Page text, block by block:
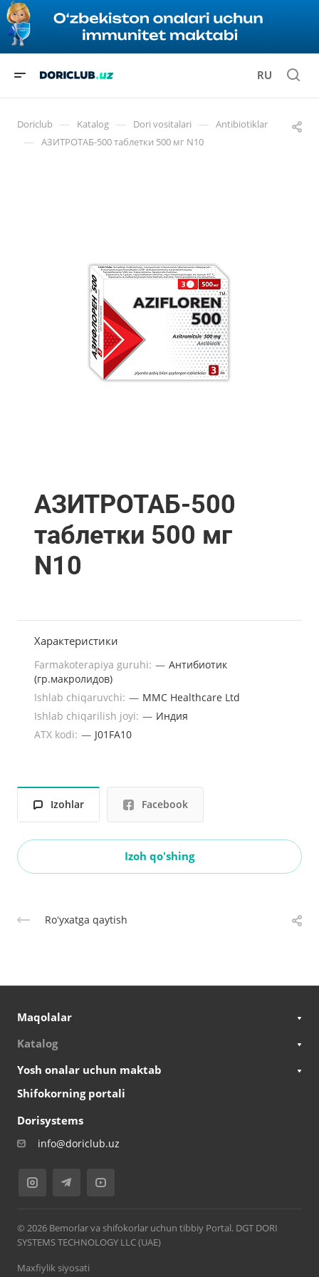
RU
Doriclub — Katalog — Dori vositalari — Antibiotiklar
— АЗИТРОТАБ-500 таблетки 500 мг N10
АЗИТРОТАБ-500
таблетки 500 мг
N10
Характеристики
Farmakoterapiya guruhi: — Антибиотик
(гр.макролидов)
Ishlab chiqaruvchi: — MMC Healthcare Ltd
Ishlab chiqarilish joyi: — Индия
ATX kodi: — J01FA10
Izohlar Facebook
Izoh qo'shing
Roʻyxatga qaytish
Maqolalar
Katalog
Yosh onalar uchun maktab
Shifokorning portali
Dorisystems
info@doriclub.uz
© 2026 Bemorlar va shifokorlar uchun tibbiy Portal. DGT DORI
SYSTEMS TECHNOLOGY LLC (UAE)
Maxfiylik siyosati